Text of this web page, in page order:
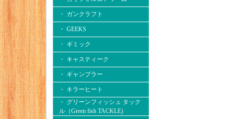
・ ガンクラフト
・ GEEKS
・ ギミック
・ キャスティーク
・ ギャンブラー
・ キラーヒート
・ グリーンフィッシュ タック
ル（Green fish TACKLE)